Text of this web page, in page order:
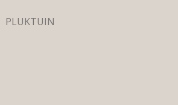
PLUKTUIN